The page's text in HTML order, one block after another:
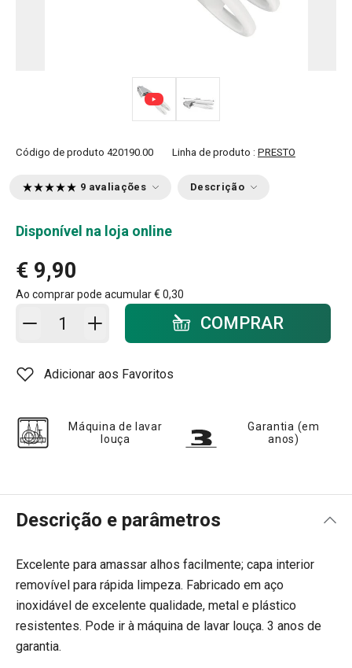
Código de produto 420190.00 Linha de produto : PRESTO
9 avaliações Descrição
Disponível na loja online
€ 9,90
Ao comprar pode acumular€ 0,30
Adicionar ao carrinho - quantidadeCOMPRAR
Adicionar aos Favoritos
Máquina de lavar
louça
Garantia (em
anos)
Descrição e parâmetros
Excelente para amassar alhos facilmente; capa interior
removível para rápida limpeza. Fabricado em aço
inoxidável de excelente qualidade, metal e plástico
resistentes. Pode ir à máquina de lavar louça. 3 anos de
garantia.